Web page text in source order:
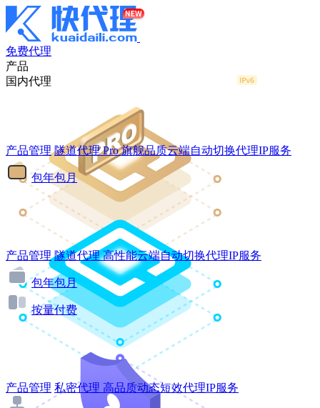
免费代理
产品
国内代理
产品管理 隧道代理Pro 旗舰品质云端自动切换代理IP服务
包年包月
产品管理 隧道代理 高性能云端自动切换代理IP服务
包年包月
按量付费
产品管理 私密代理 高品质动态短效代理IP服务